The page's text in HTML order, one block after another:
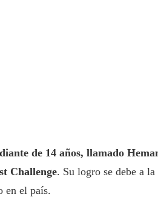
de 14 años, llamado
Challenge. Su logro se debe a
en el país.